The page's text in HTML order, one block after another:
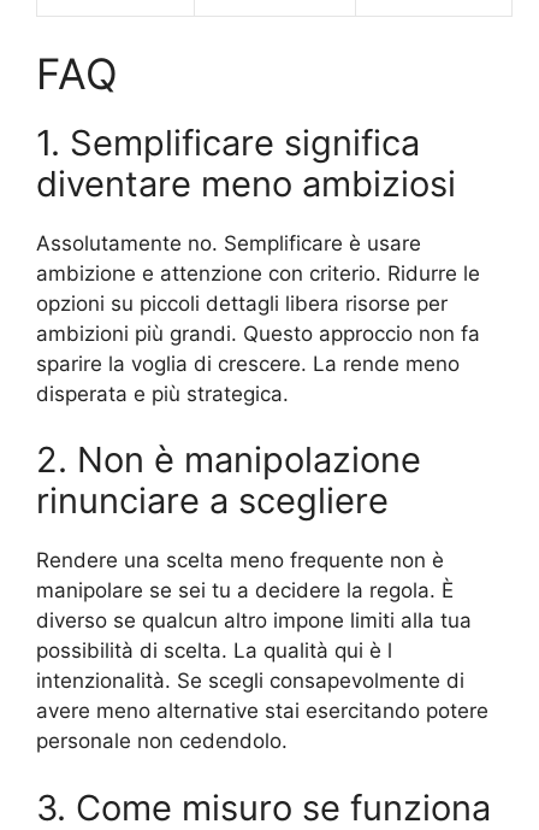
FAQ
1. Semplificare significa
diventare meno ambiziosi
Assolutamente no. Semplificare è usare
ambizione e attenzione con criterio. Ridurre le
opzioni su piccoli dettagli libera risorse per
ambizioni più grandi. Questo approccio non fa
sparire la voglia di crescere. La rende meno
disperata e più strategica.
2. Non è manipolazione
rinunciare a scegliere
Rendere una scelta meno frequente non è
manipolare se sei tu a decidere la regola. È
diverso se qualcun altro impone limiti alla tua
possibilità di scelta. La qualità qui è l
intenzionalità. Se scegli consapevolmente di
avere meno alternative stai esercitando potere
personale non cedendolo.
3. Come misuro se funziona